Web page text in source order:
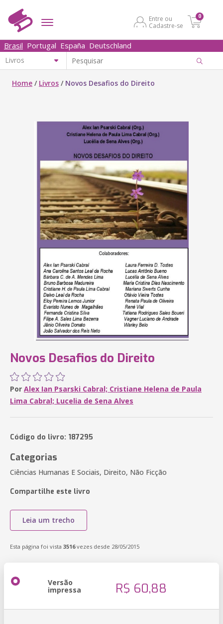
Entre ou
Cadastre-se
0
Brasil Portugal España Deutschland
Home / Livros / Novos Desafios do Direito
Novos Desafios do Direito
Por Alex Ian Psarski Cabral; Cristiane Helena de Paula
Lima Cabral; Lucelia de Sena Alves
Código do livro: 187295
Categorias
Ciências Humanas E Sociais, Direito, Não Ficção
Compartilhe este livro
Leia um trecho
Esta página foi vista 3516vezes desde 28/05/2015
Versão
impressa R$ 60,88